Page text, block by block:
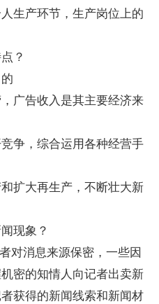
生产环节，生产岗位上的
？
告收入是其主要经济来
，综合运用各种经营手
大再生产，不断壮大新
现象？
消息来源保密，一些因
密的知情人向记者出卖新
获得的新闻线索和新闻材